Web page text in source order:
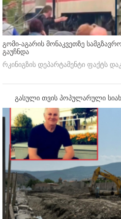
გომი-აგარის მონაკვეთზე
გაუჩნდა
რკინიგზის დეპარტამენტი ფაქტს
გასული თვის პოპულარული